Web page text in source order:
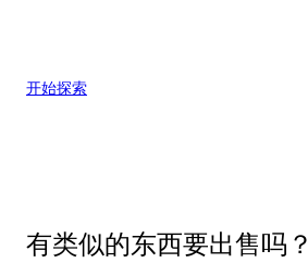
开始探索
有类似的东西要出售吗？